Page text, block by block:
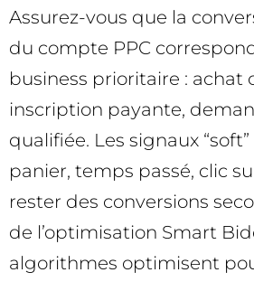
Assurez-vous que la
du compte PPC
business prioritaire : achat
inscription payante,
qualifiée. Les signaux
panier, temps passé, clic
rester des conversions
de l’optimisation Smart
algorithmes optimisent